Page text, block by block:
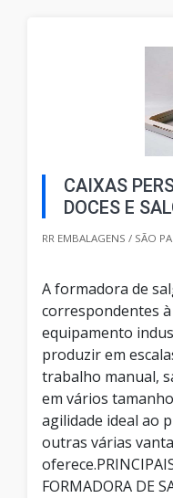
CAIXAS
DOCES E
RR EMBALAGENS / SÃO
A formadora de
correspondentes
equipamento
produzir em
trabalho manual,
em vários
agilidade ideal ao
outras várias
FORMADORA DE